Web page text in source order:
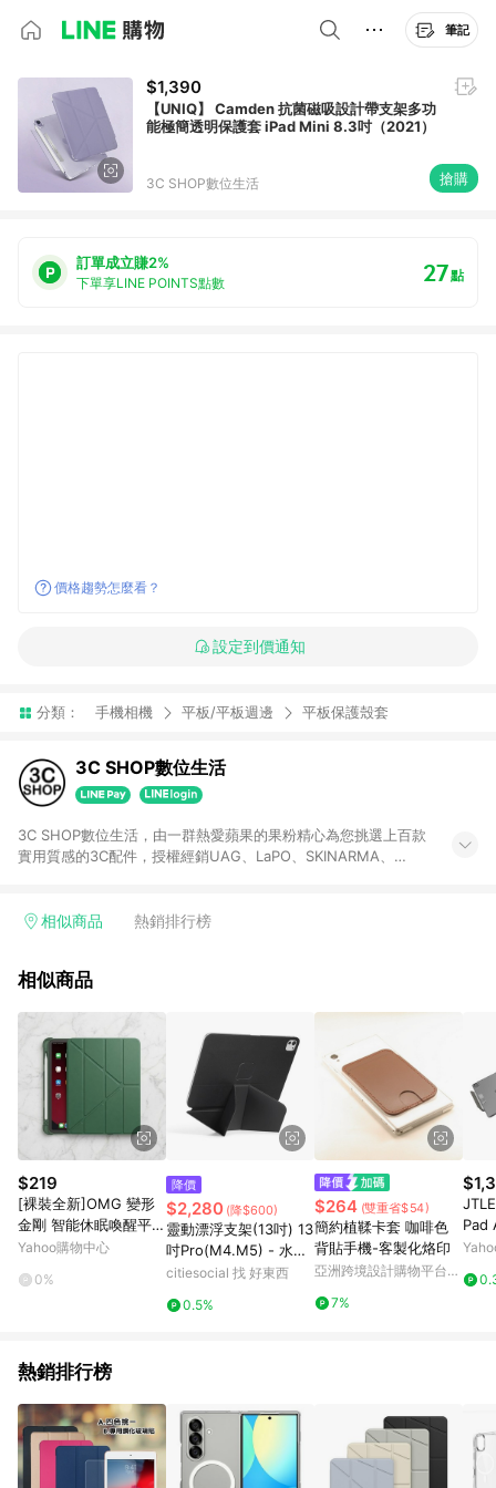
筆記
$1,390
【UNIQ】 Camden 抗菌磁吸設計帶支架多功
能極簡透明保護套 iPad Mini 8.3吋（2021）
3C SHOP數位生活 搶購
訂單成立賺2%
下單享LINE POINTS點數 27點
價格趨勢怎麼看？
設定到價通知
分類： 手機相機 平板/平板週邊 平板保護殼套
3C SHOP數位生活
3C SHOP數位生活，由一群熱愛蘋果的果粉精心為您挑選上百款
實用質感的3C配件，授權經銷UAG、LaPO、SKINARMA、
的生活，讓你在生活中成為眾目睽睽的焦點。
相似商品 熱銷排行榜
相似商品
$219
[裸裝全新]OMG 變形
金剛 智能休眠喚醒平板
皮套 帶筆槽， iPad Air
綠
Yahoo購物中心
0%
降價
$2,280 (降$600)
靈動漂浮支架(13吋) 13
吋Pro(M4.M5) - 水泥
灰+鈷石藍
citiesocial 找 好東西
0.5%
$264 (雙重省$54)
簡約植鞣卡套 咖啡色
背貼手機-客製化烙印
亞洲跨境設計購物平台
7%
Pad
o 相
2.9
熱銷排行榜